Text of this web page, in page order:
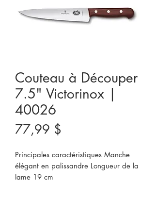
Couteau à Découper
7.5" Victorinox |
40026
77,99 $
Principales caractéristiques Manche
élégant en palissandre Longueur de la
lame 19 cm